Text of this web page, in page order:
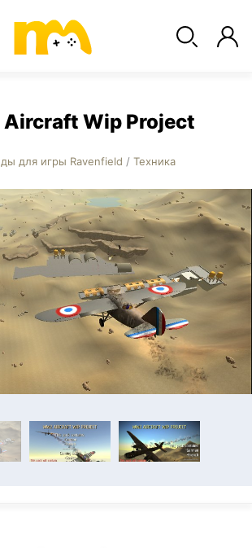
Aircraft Wip Project
для игры Ravenfield / Техника